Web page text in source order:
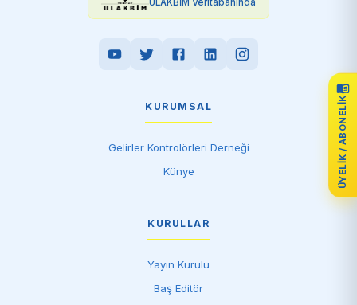
ÜYELIK / ABONELIK
ULAKBİM Veritabanında
KURUMSAL
Gelirler Kontrolörleri Derneği
Künye
KURULLAR
Yayın Kurulu
Baş Editör